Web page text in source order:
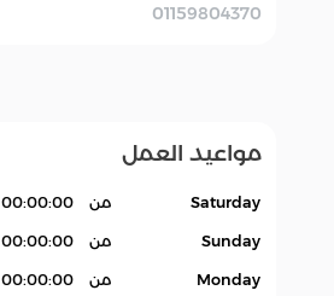
01159804370
مواعيد العمل
Saturday من 00:00:00
Sunday من 00:00:00
Monday من 00:00:00